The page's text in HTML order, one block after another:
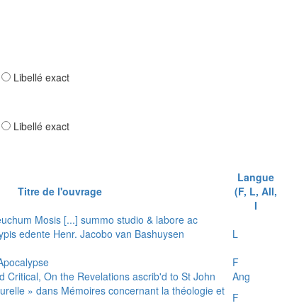
Libellé exact
Libellé exact
Titre de l'ouvrage
Langue
(F, L, All,
I
Mosis [...] summo studio & labore ac
edente Henr. Jacobo van Bashuysen
L
F
Critical, On the Revelations ascrib'd to St John
Ang
» dans Mémoires concernant la théologie et F